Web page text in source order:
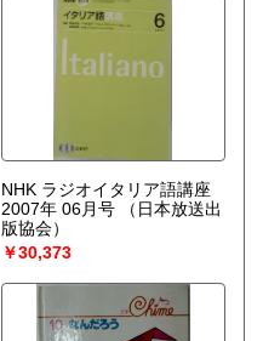
NHK ラジオイタリア語講座
2007年 06月号
（日本放送出
版協会）
￥30,373